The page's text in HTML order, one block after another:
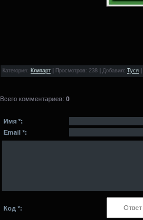
Категория : Клипарт Просмотров: 238 | Добавил: Туся
Всего комментариев: 0
Имя *:
Email *:
Код *: